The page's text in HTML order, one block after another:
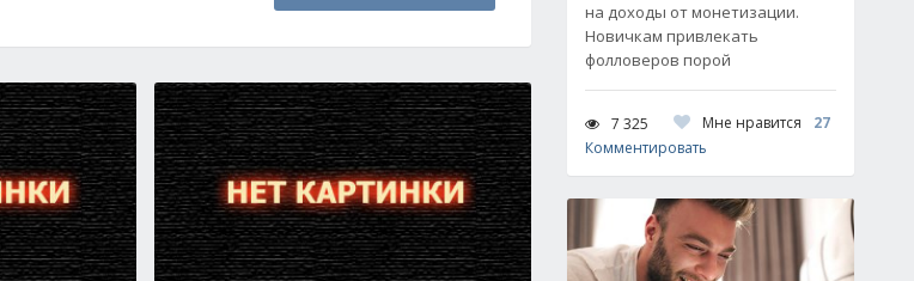
на доходы от монетизации.
Новичкам привлекать
фолловеров порой
7 325 Мне нравится
27
Комментировать